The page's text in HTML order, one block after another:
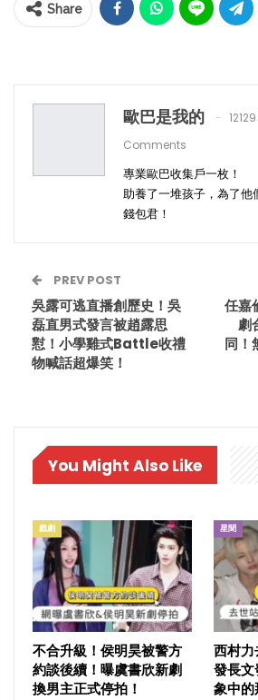
Share
歐巴是我的
Comments
專業歐巴收集戶一枚！
助養了一堆孩子，為了他
錢包君！
PREV POST
吳露可逃直播創歷史！吳
磊直男式發言被趙露思
懟！小學雞式Battle收禮
物喊話超爆笑！
任嘉
劇
同！
You Might Also Like
戲劇
不合升級！侯明昊被警方
約談後續！曝虞書欣新劇
換男主正式停拍！
星聞
西村
發長
象中的